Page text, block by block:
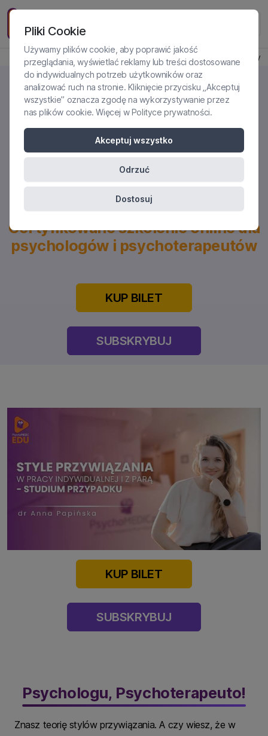
Produkt jest dostępny
Bezpiecznie? Niekoniecznie.
Style przywiązania w pracy
indywidualnej i z parą -
studium przypadku
Certyfikowane szkolenie online dla
psychologów i psychoterapeutów
KUP BILET
SUBSKRYBUJ
KUP BILET
SUBSKRYBUJ
Psychologu, Psychoterapeuto!
Znasz teorię stylów przywiązania. A czy wiesz, że w
Pliki Cookie
Używamy plików cookie, aby poprawić jakość
przeglądania, wyświetlać reklamy lub treści dostosowane
do indywidualnych potrzeb użytkowników oraz
analizować ruch na stronie. Kliknięcie przycisku „Akceptuj
wszystkie” oznacza zgodę na wykorzystywanie przez
nas plików cookie. Więcej wPolityce prywatności.
Akceptuj wszystko
Odrzuć
Dostosuj